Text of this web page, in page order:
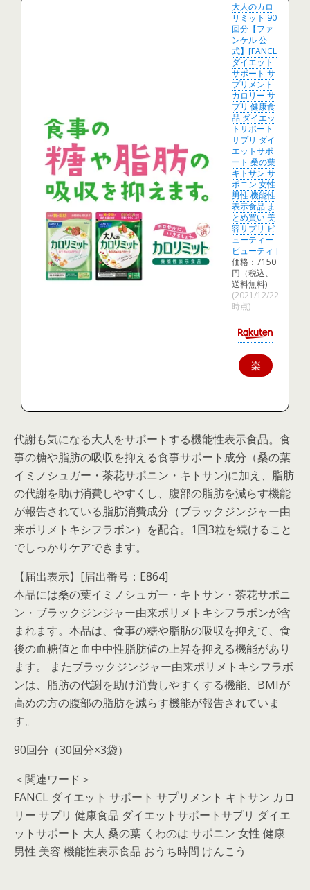
大人のカロ
リミット 90
回分【ファ
ンケル 公
式】[FANCL
ダイエット
サポート サ
プリメント
カロリー サ
プリ 健康食
品 ダイエッ
トサポート
サプリ ダイ
エットサポ
ート 桑の葉
キトサン サ
ポニン 女性
男性 機能性
表示食品 ま
とめ買い 美
容サプリ ビ
ューティー
ビューティ ]
価格：7150
円（税込、
送料無料)
(2021/12/22
時点)
楽
で
購
入
代謝も気になる大人をサポートする機能性表示食品。食
事の糖や脂肪の吸収を抑える食事サポート成分（桑の葉
イミノシュガー・茶花サポニン・キトサン)に加え、脂肪
の代謝を助け消費しやすくし、腹部の脂肪を減らす機能
が報告されている脂肪消費成分（ブラックジンジャー由
来ポリメトキシフラボン）を配合。1回3粒を続けること
でしっかりケアできます。
【届出表示】[届出番号：E864]
本品には桑の葉イミノシュガー・キトサン・茶花サポニ
ン・ブラックジンジャー由来ポリメトキシフラボンが含
まれます。本品は、食事の糖や脂肪の吸収を抑えて、食
後の血糖値と血中中性脂肪値の上昇を抑える機能があり
ます。 またブラックジンジャー由来ポリメトキシフラボ
ンは、脂肪の代謝を助け消費しやすくする機能、BMIが
高めの方の腹部の脂肪を減らす機能が報告されていま
す。
90回分（30回分×3袋）
＜関連ワード＞
FANCL ダイエット サポート サプリメント キトサン カロ
リー サプリ 健康食品 ダイエットサポートサプリ ダイエ
ットサポート 大人 桑の葉 くわのは サポニン 女性 健康
男性 美容 機能性表示食品 おうち時間 けんこう